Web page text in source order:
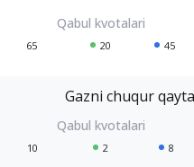
65 20 45
Gazni chuqur
10 2 8